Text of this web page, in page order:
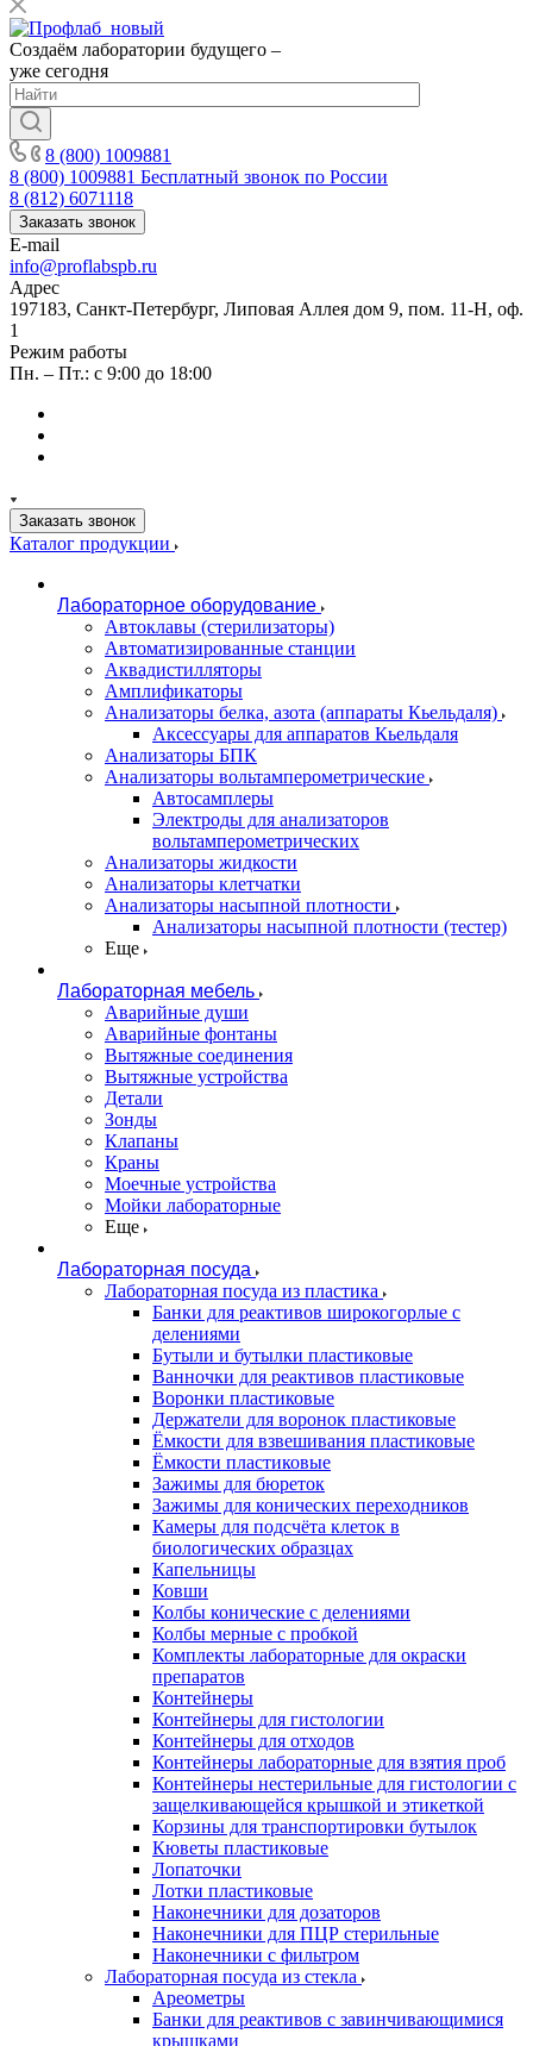
Создаём лаборатории будущего –
уже сегодня
8 (800) 1009881
8 (800) 1009881 Бесплатный звонок по России
8 (812) 6071118
Заказать звонок
E-mail
info@proflabspb.ru
Адрес
197183, Санкт-Петербург, Липовая Аллея дом 9, пом. 11-Н, оф.
1
Режим работы
Пн. – Пт.: с 9:00 до 18:00
Заказать звонок
Каталог продукции
Лабораторное оборудование
Автоклавы (стерилизаторы)
Автоматизированные станции
Аквадистилляторы
Амплификаторы
Анализаторы белка, азота (аппараты Кьельдаля)
Аксессуары для аппаратов Кьельдаля
Анализаторы БПК
Анализаторы вольтамперометрические
Автосамплеры
Электроды для анализаторов
вольтамперометрических
Анализаторы жидкости
Анализаторы клетчатки
Анализаторы насыпной плотности
Анализаторы насыпной плотности (тестер)
Еще
Лабораторная мебель
Аварийные души
Аварийные фонтаны
Вытяжные соединения
Вытяжные устройства
Детали
Зонды
Клапаны
Краны
Моечные устройства
Мойки лабораторные
Еще
Лабораторная посуда
Лабораторная посуда из пластика
Банки для реактивов широкогорлые с
делениями
Бутыли и бутылки пластиковые
Ванночки для реактивов пластиковые
Воронки пластиковые
Держатели для воронок пластиковые
Ёмкости для взвешивания пластиковые
Ёмкости пластиковые
Зажимы для бюреток
Зажимы для конических переходников
Камеры для подсчёта клеток в
биологических образцах
Капельницы
Ковши
Колбы конические с делениями
Колбы мерные с пробкой
Комплекты лабораторные для окраски
препаратов
Контейнеры
Контейнеры для гистологии
Контейнеры для отходов
Контейнеры лабораторные для взятия проб
Контейнеры нестерильные для гистологии с
защелкивающейся крышкой и этикеткой
Корзины для транспортировки бутылок
Кюветы пластиковые
Лопаточки
Лотки пластиковые
Наконечники для дозаторов
Наконечники для ПЦР стерильные
Наконечники с фильтром
Лабораторная посуда из стекла
Ареометры
Банки для реактивов с завинчивающимися
крышками